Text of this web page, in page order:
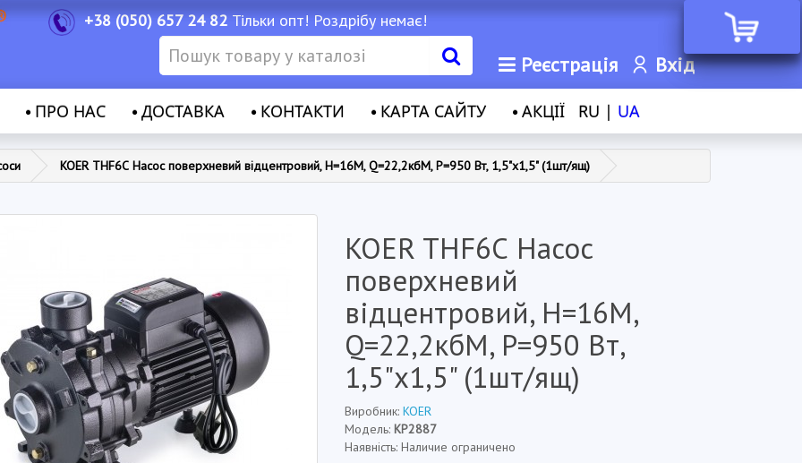
+38 (050) 657 24 82Тільки опт! Роздрібу немає!
Реєстрація Вхід
ПРО НАС ДОСТАВКА КОНТАКТИ КАРТА САЙТУ АКЦІЇ RU | UA
KOER THF6С Насос поверхневий відцентровий, Н=16М, Q=22,2кбМ, P=950 Вт, 1,5"x1,5" (1шт/ящ)
KOER THF6С Насос
поверхневий
відцентровий, Н=16М,
Q=22,2кбМ, P=950 Вт,
1,5"x1,5" (1шт/ящ)
Виробник:KOER
Модель:KP2887
Наявність: Наличие ограничено